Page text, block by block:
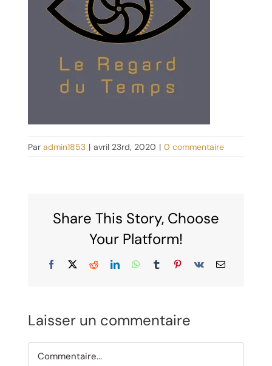
Par admin1853 | avril 23rd, 2020 | 0 commentaire
Share This Story, Choose
Your Platform!
Facebook
X RedditLinkedInWhatsApp
TumblrPinterest
Vk Email
Laisser un commentaire
Commentaire